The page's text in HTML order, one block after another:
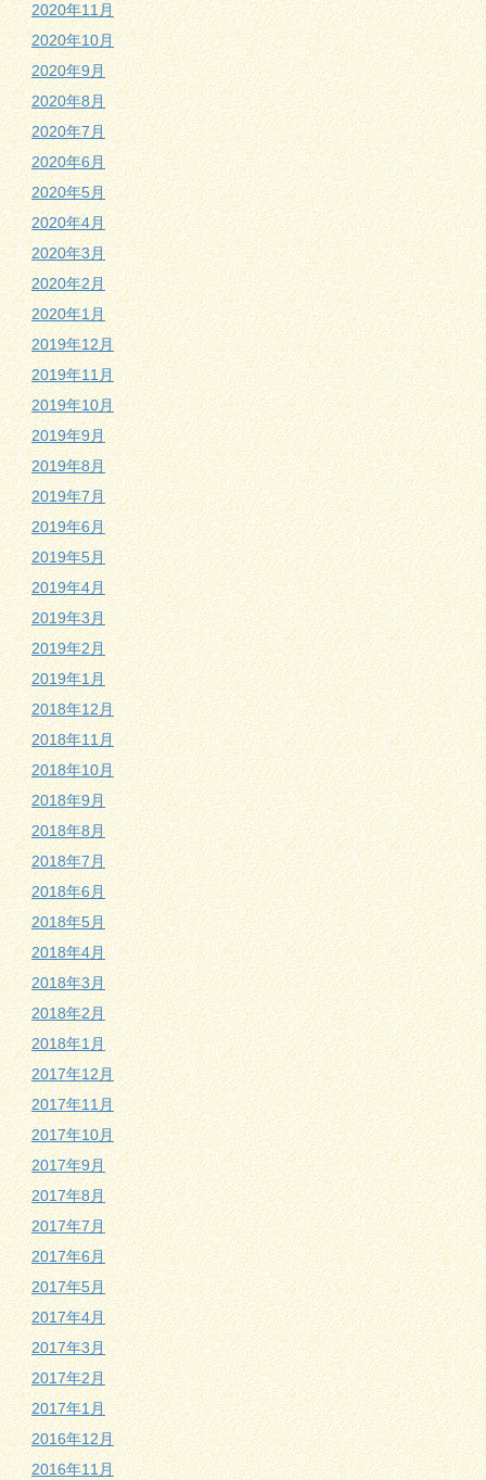
2020年11月
2020年10月
2020年9月
2020年8月
2020年7月
2020年6月
2020年5月
2020年4月
2020年3月
2020年2月
2020年1月
2019年12月
2019年11月
2019年10月
2019年9月
2019年8月
2019年7月
2019年6月
2019年5月
2019年4月
2019年3月
2019年2月
2019年1月
2018年12月
2018年11月
2018年10月
2018年9月
2018年8月
2018年7月
2018年6月
2018年5月
2018年4月
2018年3月
2018年2月
2018年1月
2017年12月
2017年11月
2017年10月
2017年9月
2017年8月
2017年7月
2017年6月
2017年5月
2017年4月
2017年3月
2017年2月
2017年1月
2016年12月
2016年11月